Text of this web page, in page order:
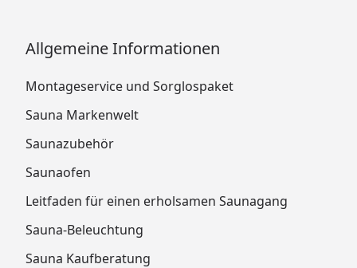
Allgemeine Informationen
Montageservice und Sorglospaket
Sauna Markenwelt
Saunazubehör
Saunaofen
Leitfaden für einen erholsamen Saunagang
Sauna-Beleuchtung
Sauna Kaufberatung